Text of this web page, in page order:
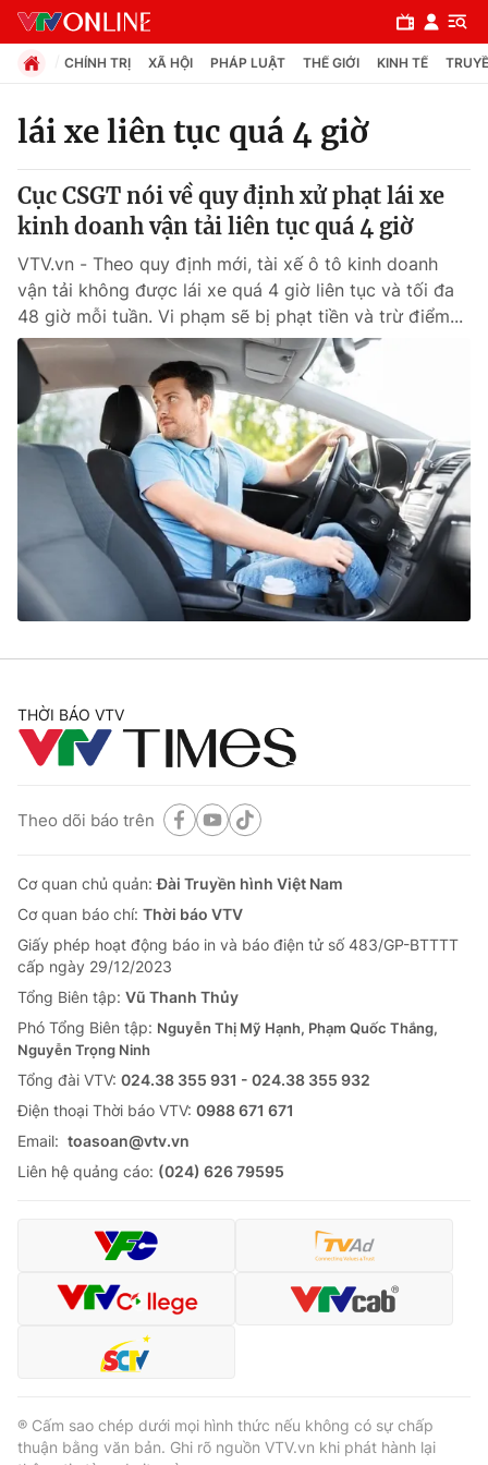
Chuyên mục
Chính trị
Xã hội
Pháp luật
Y tế
Thế giới
Thế giới đó đây
Câu chuyện quốc tế
Kinh tế
Tài chính
Thị trường
Góc doanh nghiệp
Dữ liệu và đời sống
Truyền hình
Phim VTV
Hậu trường
Giải sao mai
Giải trí
Điện ảnh
Âm nhạc
Du lịch
Làm đẹp
Chất lượng cuộc sống
Tuyển sinh
Học trực tuyến
Công nghệ
Hitech Công nghệ tương lai
Sản phẩm
Thị trường
Tư vấn
Giao lưu trực tuyến
Lịch phát sóng
Chuyên mục khác
Emagazine Podcast
Video Shorts video
VTV Money
VTV Sức khoẻ Bất động sản
CHÍNH TRỊ XÃ HỘI PHÁP LUẬT THẾ GIỚI KINH TẾ
lái xe liên tục quá 4 giờ
Cục CSGT nói về quy định xử phạt lái xe
kinh doanh vận tải liên tục quá 4 giờ
VTV.vn - Theo quy định mới, tài xế ô tô kinh doanh
vận tải không được lái xe quá 4 giờ liên tục và tối đa
48 giờ mỗi tuần. Vi phạm sẽ bị phạt tiền và trừ điểm...
THỜI BÁO VTV
Theo dõi báo trên
Cơ quan chủ quản:Đài Truyền hình Việt Nam
Cơ quan báo chí: Thời báo VTV
Giấy phép hoạt động báo in và báo điện tử số 483/GP-BTTTT
cấp ngày 29/12/2023
Tổng Biên tập: Vũ Thanh Thủy
Phó Tổng Biên tập: Nguyễn Thị Mỹ Hạnh, Phạm Quốc Thắng,
Nguyễn Trọng Ninh
Tổng đài VTV: 024.38 355 931 - 024.38 355 932
Ðiện thoại Thời báo VTV: 0988 671 671
Email: toasoan@vtv.vn
Liên hệ quảng cáo: (024) 626 79595
® Cấm sao chép dưới mọi hình thức nếu không có sự chấp
thuận bằng văn bản. Ghi rõ nguồn VTV.vn khi phát hành lại